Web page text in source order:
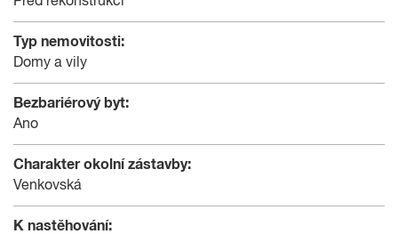
Typ nemovitosti:
Domy a vily
Bezbariérový byt:
Ano
Charakter okolní zástavby:
Venkovská
K nastěhování: